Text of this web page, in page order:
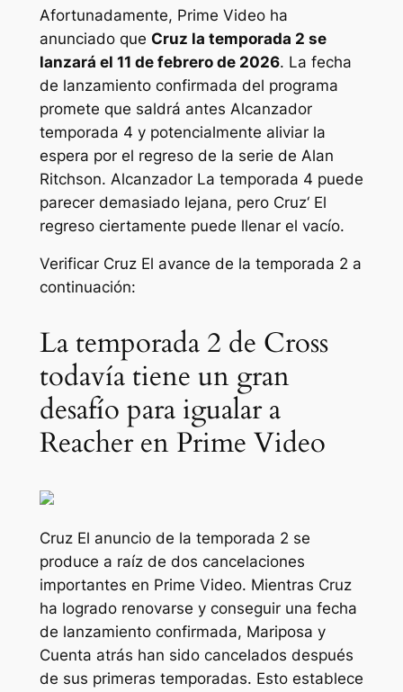
Afortunadamente, Prime Video ha
anunciado que Cruz la temporada 2 se
lanzará el 11 de febrero de 2026. La fecha
de lanzamiento confirmada del programa
promete que saldrá antes Alcanzador
temporada 4 y potencialmente aliviar la
espera por el regreso de la serie de Alan
Ritchson. AlcanzadorLa temporada 4 puede
parecer demasiado lejana, pero Cruz‘ El
regreso ciertamente puede llenar el vacío.
Verificar CruzEl avance de la temporada 2 a
continuación:
La temporada 2 de Cross
todavía tiene un gran
desafío para igualar a
Reacher en Prime Video
CruzEl anuncio de la temporada 2 se
produce a raíz de dos cancelaciones
importantes en Prime Video. Mientras Cruz
ha logrado renovarse y conseguir una fecha
de lanzamiento confirmada, Mariposa y
Cuenta atrás han sido cancelados después
de sus primeras temporadas. Esto establece